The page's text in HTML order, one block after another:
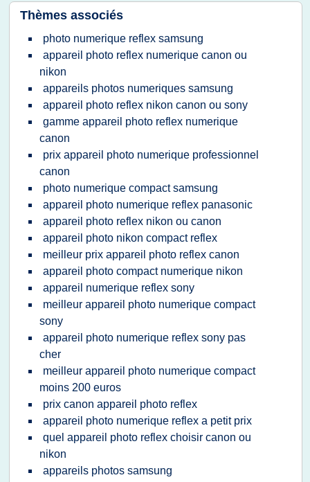
Thèmes associés
photo numerique reflex samsung
appareil photo reflex numerique canon ou
nikon
appareils photos numeriques samsung
appareil photo reflex nikon canon ou sony
gamme appareil photo reflex numerique
canon
prix appareil photo numerique professionnel
canon
photo numerique compact samsung
appareil photo numerique reflex panasonic
appareil photo reflex nikon ou canon
appareil photo nikon compact reflex
meilleur prix appareil photo reflex canon
appareil photo compact numerique nikon
appareil numerique reflex sony
meilleur appareil photo numerique compact
sony
appareil photo numerique reflex sony pas
cher
meilleur appareil photo numerique compact
moins 200 euros
prix canon appareil photo reflex
appareil photo numerique reflex a petit prix
quel appareil photo reflex choisir canon ou
nikon
appareils photos samsung